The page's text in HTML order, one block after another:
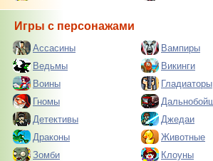
Игры с персонажами
Ассасины
Вампиры
Ведьмы
Викинги
Воины
Гладиаторы
Гномы
Детективы
Джедаи
Драконы
Животные
Зомби
Клоуны